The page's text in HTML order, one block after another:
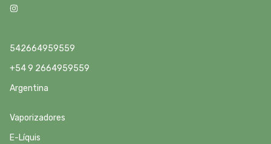
542664959559
+54 9 2664959559
Argentina
Vaporizadores
E-Líquis